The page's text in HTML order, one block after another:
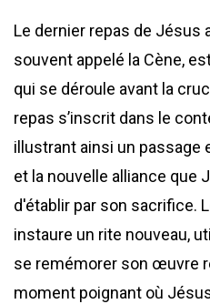
Le dernier repas de Jésus
souvent appelé la Cène,
qui se déroule avant la
repas s’inscrit dans le
illustrant ainsi un passage
et la nouvelle alliance que
d'établir par son sacrifice.
instaure un rite nouveau,
se remémorer son œuvre
moment poignant où